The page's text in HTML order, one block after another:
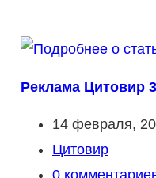
записи:
Реклама Цитовир
Запись
опубликована:
14 февраля,
Рубрика
записи:
Цитовир
Комментарии
0